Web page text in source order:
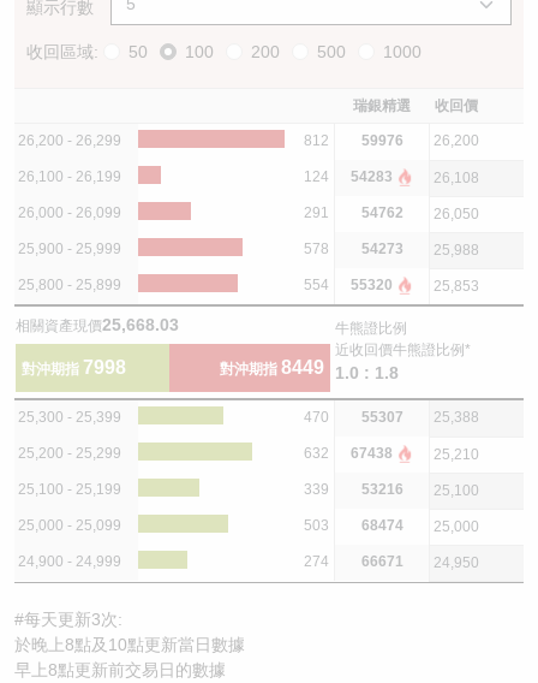
顯示行數
收回區域: 50 100 200 500 1000
瑞銀精選 收回價
26,200 - 26,299 812 59976 26,200
26,100 - 26,199 124 54283 26,108
26,000 - 26,099 291 54762 26,050
25,900 - 25,999 578 54273 25,988
25,800 - 25,899 554 55320 25,853
相關資產現價25,668.03
對沖期指 7998 對沖期指 8449
牛熊證比例
近收回價牛熊證比例*
1.0 : 1.8
25,300 - 25,399 470 55307 25,388
25,200 - 25,299 632 67438 25,210
25,100 - 25,199 339 53216 25,100
25,000 - 25,099 503 68474 25,000
24,900 - 24,999 274 66671 24,950
#每天更新3次:
於晚上8點及10點更新當日數據
早上8點更新前交易日的數據